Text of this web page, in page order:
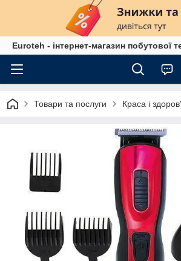
Euroteh - інтернет-магазин побутової
Товари та послуги Краса і